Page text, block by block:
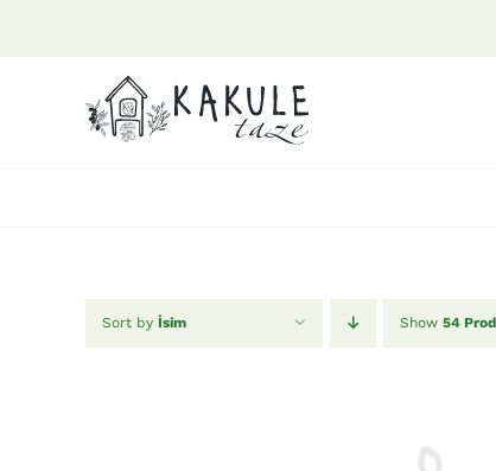
Sort by İsim Show 54